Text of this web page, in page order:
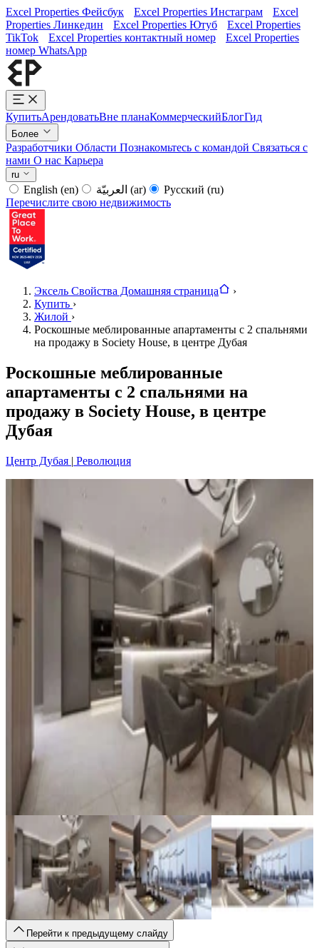
Excel Properties Фейсбук Excel Properties Инстаграм
Excel
Properties Линкедин
Excel Properties Ютуб
Excel Properties
TikTok
Excel Properties контактный номер
Excel Properties
номер WhatsApp
КупитьАрендоватьВне планаКоммерческийБлогГид
Более
Разработчики Области Познакомьтесь с командой Связаться с
нами О нас Карьера
ru
English (en) (ar) Русский (ru)
Перечислите свою недвижимость
Эксель Свойства Домашняя страница
›
Купить ›
Жилой ›
Роскошные меблированные апартаменты с 2 спальнями
на продажу в Society House, в центре Дубая
Роскошные меблированные
апартаменты с 2 спальнями на
продажу в Society House, в центре
Дубая
Центр Дубая | Революция
Перейти к предыдущему слайду